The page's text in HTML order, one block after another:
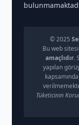
© 2025
Bu web
amaçlıdır.
yapılan
Tüketicinin